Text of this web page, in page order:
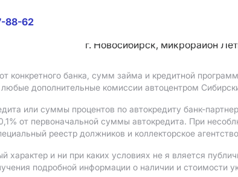
88-62
г. Новосибирск, микрорайон
конкретного банка, сумм займа и кредитной
дополнительные комиссии автоцентром
или суммы процентов по автокредиту банк-
от первоначальной суммы автокредита. При
реестр должников и коллекторское
и ни при каких условиях не я вляется
подробной информации о наличии и стоимости